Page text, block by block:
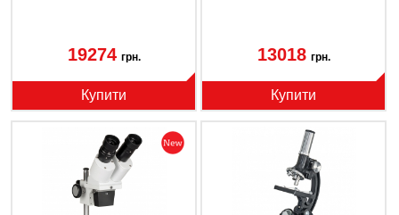
19274 грн.
Купити
13018 грн.
Купити